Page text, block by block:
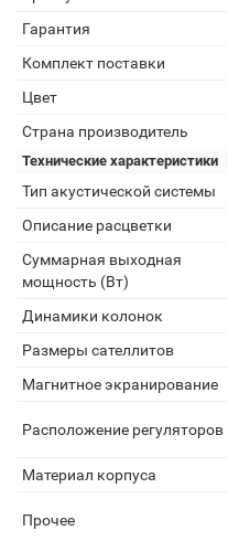
Гарантия
Комплект поставки
Цвет
Страна производитель
Технические характеристики
Тип акустической системы
Описание расцветки
Суммарная выходная
мощность (Вт)
Динамики колонок
Размеры сателлитов
Магнитное экранирование
Расположение регуляторов
Материал корпуса
Прочее